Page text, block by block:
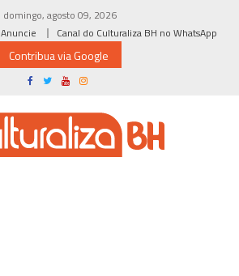
domingo, agosto 09, 2026
Anuncie Canal do Culturaliza BH no WhatsApp
Contribua via Google